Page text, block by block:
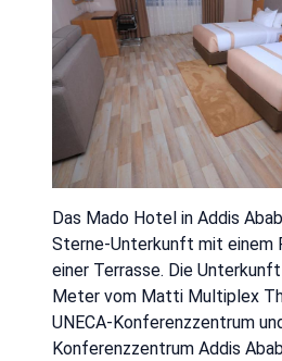
Das Mado Hotel in Addis
Sterne-Unterkunft mit einem
einer Terrasse. Die
Meter vom Matti Multiplex
UNECA-Konferenzzentrum
Konferenzzentrum Addis